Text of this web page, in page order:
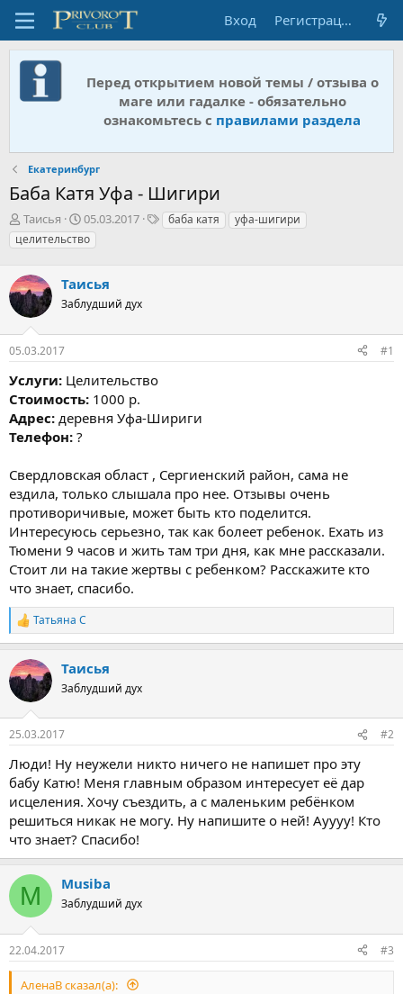
Вход Регистрация
Перед открытием новой темы / отзыва о
маге или гадалке - обязательно
ознакомьтесь с правилами раздела
Екатеринбург
Баба Катя Уфа - Шигири
А
в
т
р
т
е
м
ы
Таисья
Д
а
т
н
а
ч
а
а
05.03.2017
Тбаба катя
уфа-шигири
целительство
Таисья
Заблудший дух
05.03.2017 #1
Услуги: Целительство
Стоимость: 1000 р.
Адрес: деревня Уфа-Шириги
Телефон: ?
Свердловская област , Сергиенский район, сама не
ездила, только слышала про нее. Отзывы очень
противоричивые, может быть кто поделится.
Интересуюсь серьезно, так как болеет ребенок. Ехать из
Тюмени 9 часов и жить там три дня, как мне рассказали.
Стоит ли на такие жертвы с ребенком? Расскажите кто
что знает, спасибо.
Р
е
к
ц
и
Татьяна С
Таисья
Заблудший дух
25.03.2017 #2
Люди! Ну неужели никто ничего не напишет про эту
бабу Катю! Меня главным образом интересует её дар
исцеления. Хочу съездить, а с маленьким ребёнком
решиться никак не могу. Ну напишите о ней! Ауууу! Кто
что знает? Спасибо!
M Musiba
Заблудший дух
22.04.2017 #3
АленаВ сказал(а):